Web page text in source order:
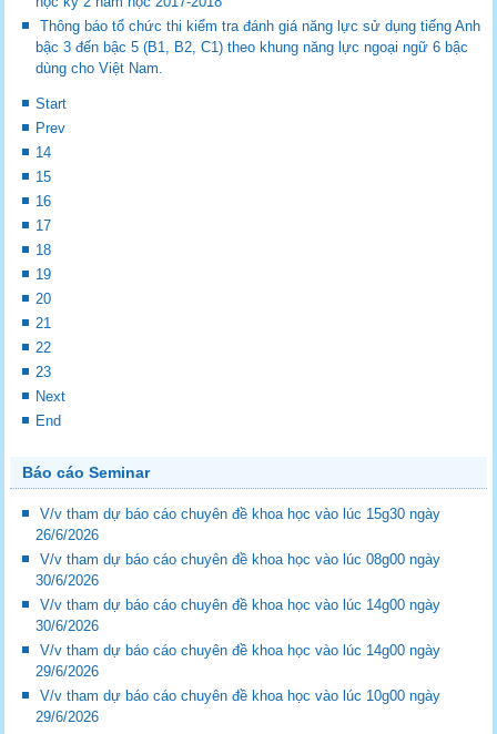
Thông báo tổ chức thi kiểm tra đánh giá năng lực sử dụng tiếng Anh
bậc 3 đến bậc 5 (B1, B2, C1) theo khung năng lực ngoại ngữ 6 bậc
dùng cho Việt Nam.
Start
Prev
14
15
16
17
18
19
20
21
22
23
Next
End
Báo cáo Seminar
V/v tham dự báo cáo chuyên đề khoa học vào lúc 15g30 ngày
26/6/2026
V/v tham dự báo cáo chuyên đề khoa học vào lúc 08g00 ngày
30/6/2026
V/v tham dự báo cáo chuyên đề khoa học vào lúc 14g00 ngày
30/6/2026
V/v tham dự báo cáo chuyên đề khoa học vào lúc 14g00 ngày
29/6/2026
V/v tham dự báo cáo chuyên đề khoa học vào lúc 10g00 ngày
29/6/2026